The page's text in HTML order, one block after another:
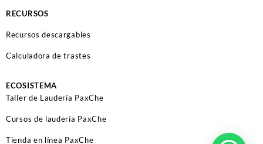
RECURSOS
Recursos descargables
Calculadora de trastes
ECOSISTEMA
Taller de Laudería PaxChe
Cursos de laudería PaxChe
Tienda en línea PaxChe